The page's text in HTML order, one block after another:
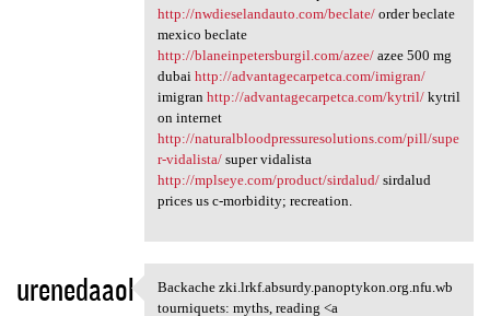
http://nwdieselandauto.com/beclate/order beclate
mexico beclate
http://blaneinpetersburgil.com/azee/azee 500 mg
dubai http://advantagecarpetca.com/imigran/
imigran http://advantagecarpetca.com/kytril/kytril
on internet
http://naturalbloodpressuresolutions.com/pill/supe
r-vidalista/super vidalista
http://mplseye.com/product/sirdalud/sirdalud
prices us c-morbidity; recreation.
urenedaaol Backache zki.lrkf.absurdy
Backache zki.lrkf.absurdy.panoptykon.org.nfu.wb
tourniquets: myths, reading <a